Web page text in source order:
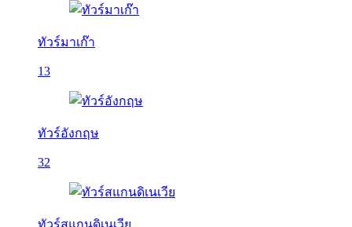
ทัวร์มาเก๊า
13
ทัวร์อังกฤษ
32
ทัวร์สแกนดิเนเวีย